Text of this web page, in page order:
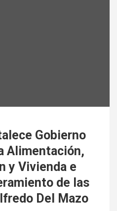
Gobierno
Alimentación,
y Vivienda e
de las
Del Mazo